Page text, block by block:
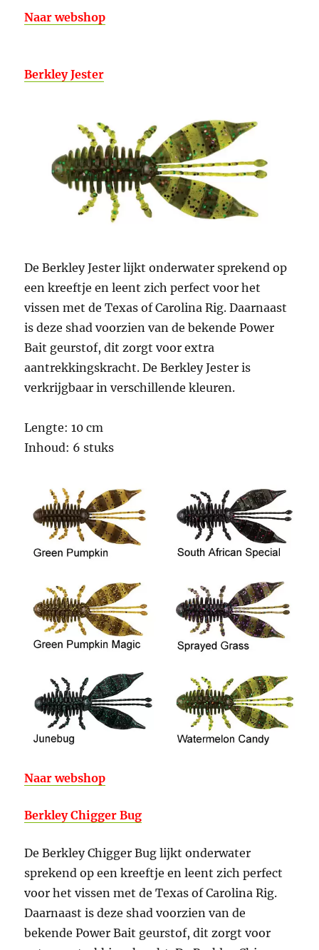
Naar webshop
Berkley Jester
De Berkley Jester lijkt onderwater sprekend op
een kreeftje en leent zich perfect voor het
vissen met de Texas of Carolina Rig. Daarnaast
is deze shad voorzien van de bekende Power
Bait geurstof, dit zorgt voor extra
aantrekkingskracht. De Berkley Jester is
verkrijgbaar in verschillende kleuren.
Lengte: 10 cm
Inhoud: 6 stuks
Naar webshop
Berkley Chigger Bug
De Berkley Chigger Bug lijkt onderwater
sprekend op een kreeftje en leent zich perfect
voor het vissen met de Texas of Carolina Rig.
Daarnaast is deze shad voorzien van de
bekende Power Bait geurstof, dit zorgt voor